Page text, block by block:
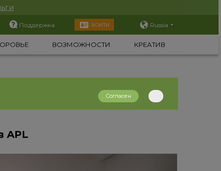
Поддержка ВОЙТИ Russia
ВОЗМОЖНОСТИ КРЕАТИВ
APL
Согласен